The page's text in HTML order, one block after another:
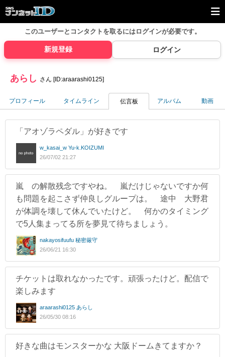
このユーザーとコンタクトを取るにはログインが必要です。
新規登録 ログイン
あらし さん [ID:araarashi0125]
プロフィール タイムライン 伝言板 アルバム 動画
「アオゾラペダル」が好きです
w_kasai_w Yu-k.KOIZUMI
26/07/02 21:27
嵐 の解散残念ですやね。 嵐だけじゃないですか何
も問題を起こさず仲良しグループは。 途中 大野君
が体調を壊して休んでいたけど。 何かのタイミング
で5人集まってる所を夢見て待ちましょう。
nakayosifuufu 秘密厳守
26/06/21 16:30
チケットは取れなかったです。頑張ったけど。配信で
楽しみます
araarashi0125 あらし
26/05/30 08:16
好きな曲はモンスターかな 大阪ドームきてますか？